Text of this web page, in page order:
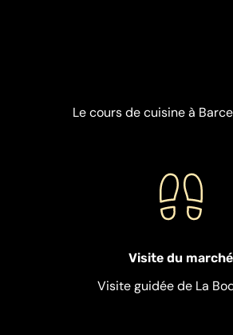
Le cours de cuisine à
Visite du marché
Visite guidée de La